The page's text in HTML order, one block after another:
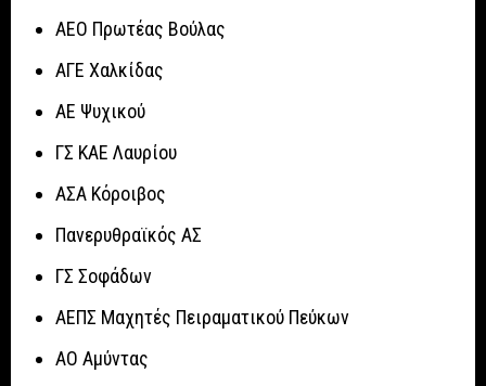
ΑΕΟ Πρωτέας Βούλας
ΑΓΕ Χαλκίδας
ΑΕ Ψυχικού
ΓΣ ΚΑΕ Λαυρίου
ΑΣΑ Κόροιβος
Πανερυθραϊκός ΑΣ
ΓΣ Σοφάδων
ΑΕΠΣ Μαχητές Πειραματικού Πεύκων
ΑΟ Αμύντας